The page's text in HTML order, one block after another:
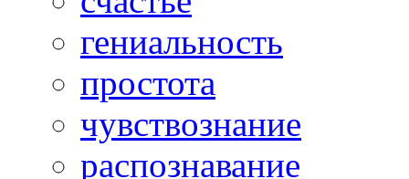
гениальность
простота
чувствознание
распознавание